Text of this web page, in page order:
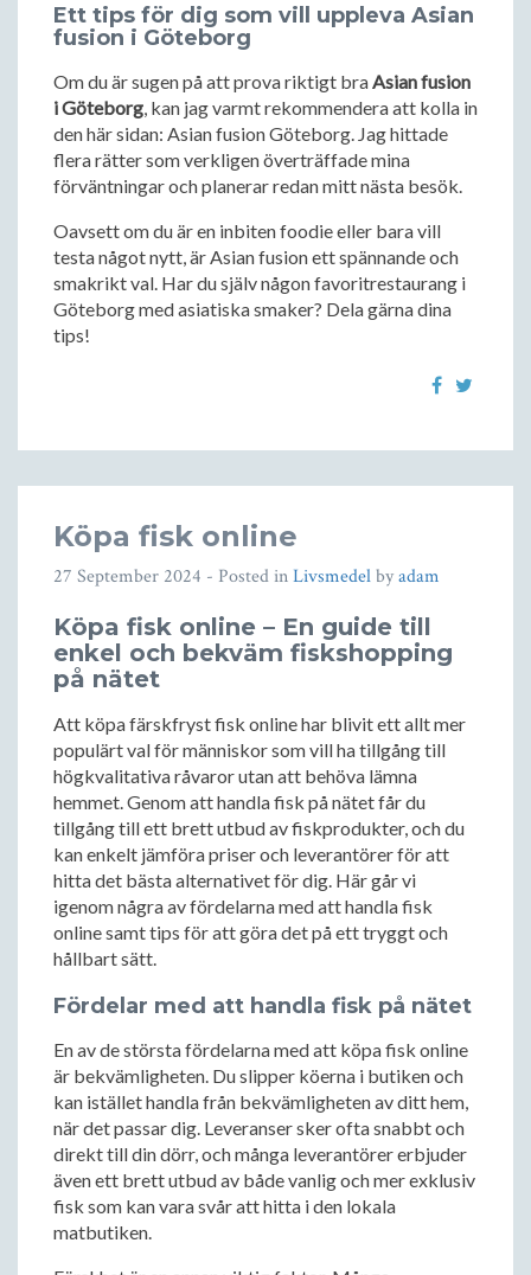
Ett tips för dig som vill uppleva Asian
fusion i Göteborg
Om du är sugen på att prova riktigt bra Asian fusion
i Göteborg , kan jag varmt rekommendera att kolla in
den här sidan: Asian fusion Göteborg. Jag hittade
flera rätter som verkligen överträffade mina
förväntningar och planerar redan mitt nästa besök.
Oavsett om du är en inbiten foodie eller bara vill
testa något nytt, är Asian fusion ett spännande och
smakrikt val. Har du själv någon favoritrestaurang i
Göteborg med asiatiska smaker? Dela gärna dina
tips!
Köpa fisk online
27 September 2024 - Posted inLivsmedelbyadam
Köpa fisk online – En guide till
enkel och bekväm fiskshopping
på nätet
Att köpa färskfryst fisk online har blivit ett allt mer
populärt val för människor som vill ha tillgång till
högkvalitativa råvaror utan att behöva lämna
hemmet. Genom att handla fisk på nätet får du
tillgång till ett brett utbud av fiskprodukter, och du
kan enkelt jämföra priser och leverantörer för att
hitta det bästa alternativet för dig. Här går vi
igenom några av fördelarna med att handla fisk
online samt tips för att göra det på ett tryggt och
hållbart sätt.
Fördelar med att handla fisk på nätet
En av de största fördelarna med att köpa fisk online
är bekvämligheten. Du slipper köerna i butiken och
kan istället handla från bekvämligheten av ditt hem,
när det passar dig. Leveranser sker ofta snabbt och
direkt till din dörr, och många leverantörer erbjuder
även ett brett utbud av både vanlig och mer exklusiv
fisk som kan vara svår att hitta i den lokala
matbutiken.